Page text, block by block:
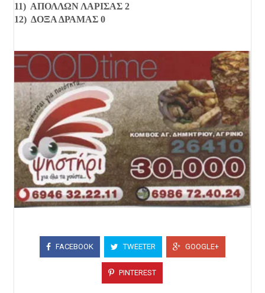
11) ΑΠΟΛΛΩΝ ΛΑΡΙΣΑΣ 2
12) ΔΟΞΑ ΔΡΑΜΑΣ 0
FACEBOOK TWEETER GOOGLE+
PINTEREST